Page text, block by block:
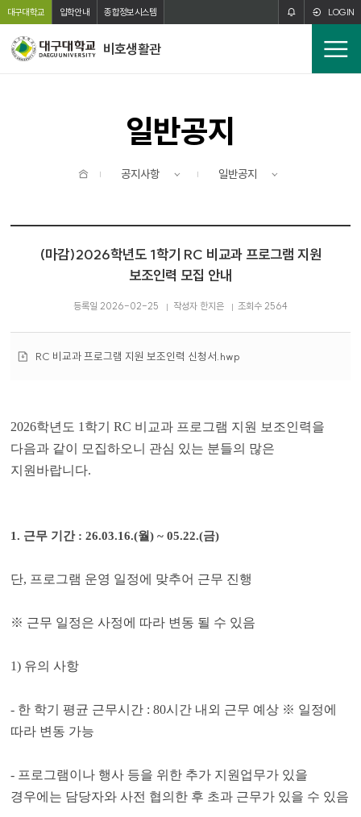
본문 바로가기
주메뉴 바로가기
대구대학교 입학안내 종합정보시스템 LOGIN
비호생활관
전
체
일반공지
공지사항 일반공지
(마감)2026학년도 1학기 RC 비교과 프로그램 지원
보조인력 모집 안내
등록일 2026-02-25 작성자 한지은 조회수 2564
첨
RC 비교과 프로그램 지원 보조인력 신청서.hwp
2026학년도 1 학기RC 비교과 프로그램 지원 보조인력을
다음과 같이 모집하오니 관심 있는 분들의 많은
지원바랍니다.
1. 근무 기간 : 26.03.16.(월) ~ 05.22.(금)
단, 프로그램 운영 일정에 맞추어 근무 진행
※ 근무 일정은 사정에 따라 변동 될 수 있음
1) 유의 사항
- 한 학기 평균 근무시간 : 80시간 내외 근무 예상 ※ 일정에
따라 변동 가능
- 프로그램이나 행사 등을 위한 추가 지원업무가 있을
경우에는 담당자와 사전 협의한 후 초과 근무가 있을 수 있음